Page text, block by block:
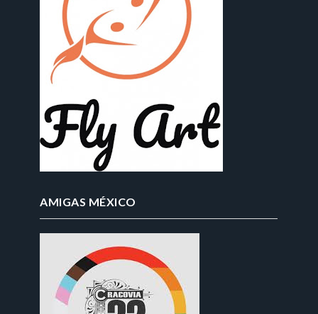
AMIGAS MÉXICO